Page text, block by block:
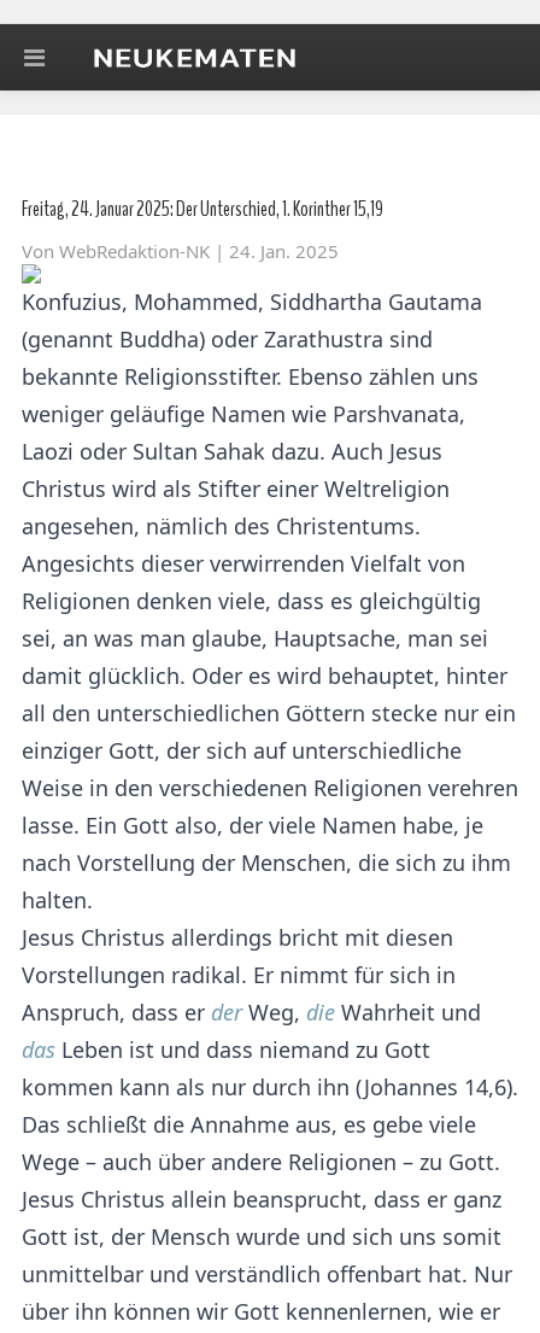
Freitag, 24. Januar 2025: Der Unterschied, 1. Korinther 15,19
Von WebRedaktion-NK | 24. Jan. 2025
Konfuzius, Mohammed, Siddhartha Gautama
(genannt Buddha) oder Zarathustra sind
bekannte Religionsstifter. Ebenso zählen uns
weniger geläufige Namen wie Parshvanata,
Laozi oder Sultan Sahak dazu. Auch Jesus
Christus wird als Stifter einer Weltreligion
angesehen, nämlich des Christentums.
Angesichts dieser verwirrenden Vielfalt von
Religionen denken viele, dass es gleichgültig
sei, an was man glaube, Hauptsache, man sei
damit glücklich. Oder es wird behauptet, hinter
all den unterschiedlichen Göttern stecke nur ein
einziger Gott, der sich auf unterschiedliche
Weise in den verschiedenen Religionen verehren
lasse. Ein Gott also, der viele Namen habe, je
nach Vorstellung der Menschen, die sich zu ihm
halten.
Jesus Christus allerdings bricht mit diesen
Vorstellungen radikal. Er nimmt für sich in
Anspruch, dass er derWeg, die Wahrheit und
das Leben ist und dass niemand zu Gott
kommen kann als nur durch ihn (Johannes 14,6).
Das schließt die Annahme aus, es gebe viele
Wege – auch über andere Religionen – zu Gott.
Jesus Christus allein beansprucht, dass er ganz
Gott ist, der Mensch wurde und sich uns somit
unmittelbar und verständlich offenbart hat. Nur
über ihn können wir Gott kennenlernen, wie er